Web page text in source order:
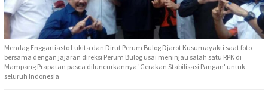
Mendag Enggartiasto Lukita dan Dirut Perum Bulog Djarot Kusumayakti saat foto
bersama dengan jajaran direksi Perum Bulog usai meninjau salah satu RPK di
Mampang Prapatan pasca diluncurkannya 'Gerakan Stabilisasi Pangan' untuk
seluruh Indonesia